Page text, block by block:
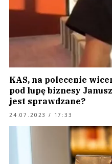
KAS, na polecenie
pod lupę biznesy
jest sprawdzane?
24.07.2023 / 17:33